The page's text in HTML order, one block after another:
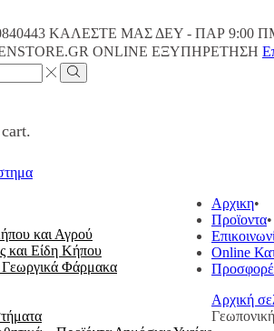
ΚΑΛΕΣΤΕ ΜΑΣ ΔΕΥ - ΠΑΡ 9:00
ONLINE ΕΞΥΠΗΡΕΤΗΣH
Search
και Αγρού
και Είδη Κήπου
Γεωργικά Φάρμακα
Αρχικη
Προϊοντα
Online
Αρχική
Γεωπονική